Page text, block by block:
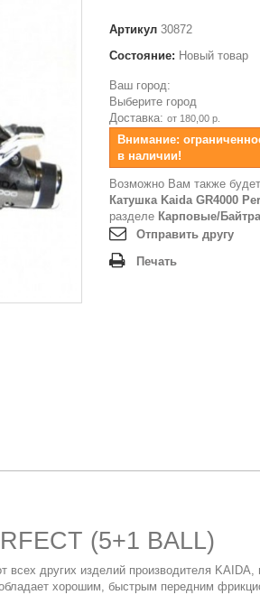
Артикул 30872
Состояние: Новый товар
Ваш город:
Выберите город
Доставка: от 180,00 р.
Внимание:
в наличии!
Возможно Вам также
Катушка Kaida GR4000
разделе Карповые/
Отправить другу
Печать
(5+1 BALL)
всех других изделий производителя
хорошим, быстрым передним